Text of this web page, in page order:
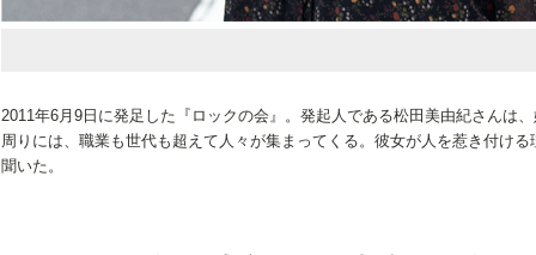
2011年6月9日に発足した『ロックの会』。発起人である松田美由紀さんは
周りには、職業も世代も超えて人々が集まってくる。彼女が人を惹き付け
聞いた。